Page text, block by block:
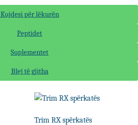
Kujdesi për lëkurën
Peptidet
Suplementet
Blej të gjitha
Trim RX spërkatës